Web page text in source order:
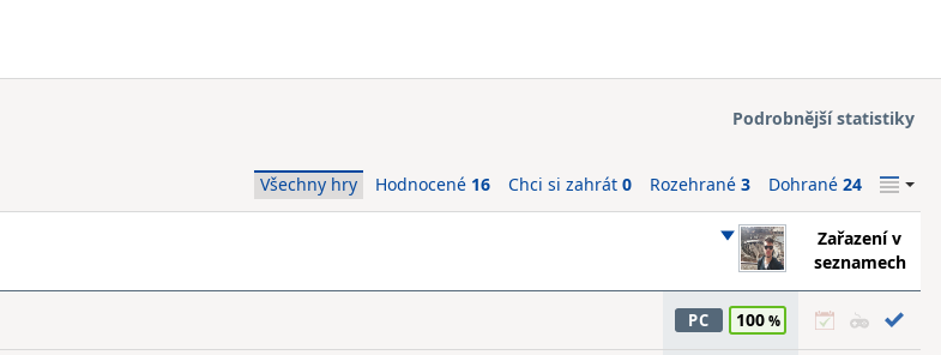
Podrobnější statistiky
Všechny hry Hodnocené 16 Chci si zahrát 0 Rozehrané 3 Dohrané 24
Zařazení v
seznamech
PC 100